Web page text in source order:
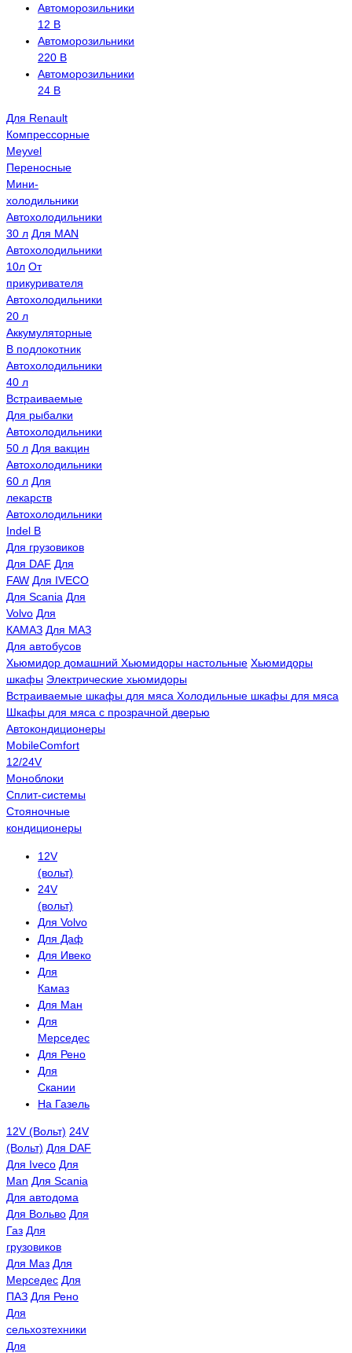
Автоморозильники
12 В
Автоморозильники
220 В
Автоморозильники
24 В
Для Renault
Компрессорные
Meyvel
Переносные
Мини-
холодильники
Автохолодильники
30 л Для MAN
Автохолодильники
10л От
прикуривателя
Автохолодильники
20 л
Аккумуляторные
В подлокотник
Автохолодильники
40 л
Встраиваемые
Для рыбалки
Автохолодильники
50 л Для вакцин
Автохолодильники
60 л Для
лекарств
Автохолодильники
Indel B
Для грузовиков
Для DAF Для
FAW Для IVECO
Для Scania Для
Volvo Для
КАМАЗ Для МАЗ
Для автобусов
Хьюмидор домашний Хьюмидоры настольные Хьюмидоры
шкафы Электрические хьюмидоры
Встраиваемые шкафы для мяса Холодильные шкафы для мяса
Шкафы для мяса с прозрачной дверью
Автокондиционеры
MobileComfort
12/24V
Моноблоки
Сплит-системы
Стояночные
кондиционеры
12V
(вольт)
24V
(вольт)
Для Volvo
Для Даф
Для Ивеко
Для
Камаз
Для Ман
Для
Мерседес
Для Рено
Для
Скании
На Газель
12V (Вольт) 24V
(Вольт) Для DAF
Для Iveco Для
Man Для Scania
Для автодома
Для Вольво Для
Газ Для
грузовиков
Для Маз Для
Мерседес Для
ПАЗ Для Рено
Для
сельхозтехники
Для